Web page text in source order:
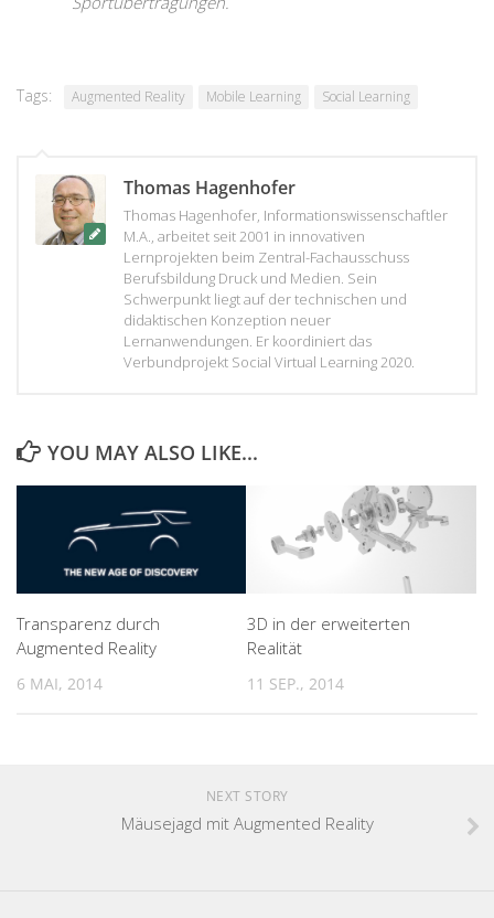
Tags: Augmented Reality Mobile Learning Social Learning
Thomas Hagenhofer
Thomas Hagenhofer, Informationswissenschaftler
M.A., arbeitet seit 2001 in innovativen
Lernprojekten beim Zentral-Fachausschuss
Berufsbildung Druck und Medien. Sein
Schwerpunkt liegt auf der technischen und
didaktischen Konzeption neuer
Lernanwendungen. Er koordiniert das
Verbundprojekt Social Virtual Learning 2020.
YOU MAY ALSO LIKE...
Transparenz durch
Augmented Reality
6 MAI, 2014
3D in der erweiterten
Realität
11 SEP., 2014
NEXT STORY
Mäusejagd mit Augmented Reality